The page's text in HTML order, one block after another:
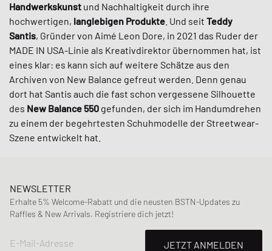
Handwerkskunst und Nachhaltigkeit durch ihre
hochwertigen, langlebigen Produkte . Und seit Teddy
Santis, Gründer von Aimé Leon Dore, in 2021 das Ruder der
MADE IN USA-Linie als Kreativdirektor übernommen hat, ist
eines klar: es kann sich auf weitere Schätze aus den
Archiven von New Balance gefreut werden. Denn genau
dort hat Santis auch die fast schon vergessene Silhouette
des New Balance 550 gefunden, der sich im Handumdrehen
zu einem der begehrtesten Schuhmodelle der Streetwear-
Szene entwickelt hat.
NEWSLETTER
Erhalte 5% Welcome-Rabatt und die neusten BSTN-Updates zu
Raffles & New Arrivals. Registriere dich jetzt!
E-Mail-Adresse
JETZT ANMELDEN